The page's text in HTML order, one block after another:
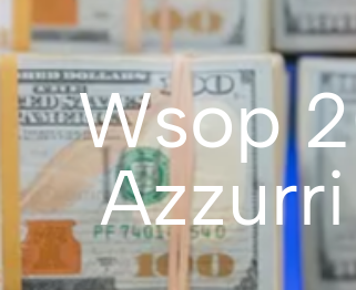
Wsop